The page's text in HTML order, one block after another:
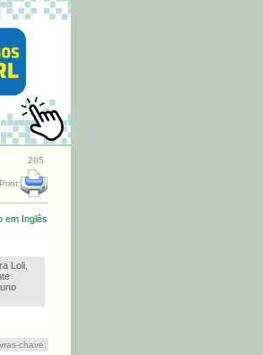
205
Print:
em Inglês
Loli,
chave: